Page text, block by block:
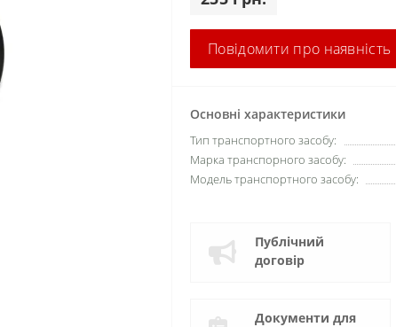
Повідомити про наявність
Основні характеристики
Тип транспортного засобу:
Марка транспорного засобу:
Модель транспортного засобу:
Публічний
договір
Документи для